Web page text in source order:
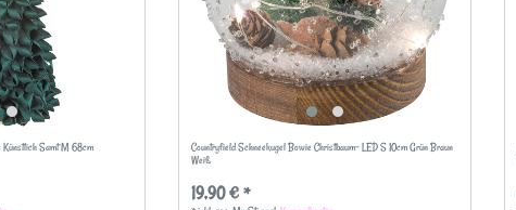
Künstlich Samt M 68cm
Countryfield Schneekugel Bowie Christbaum- LED S 10cm Grün Braun
Weiß
19,90 € *